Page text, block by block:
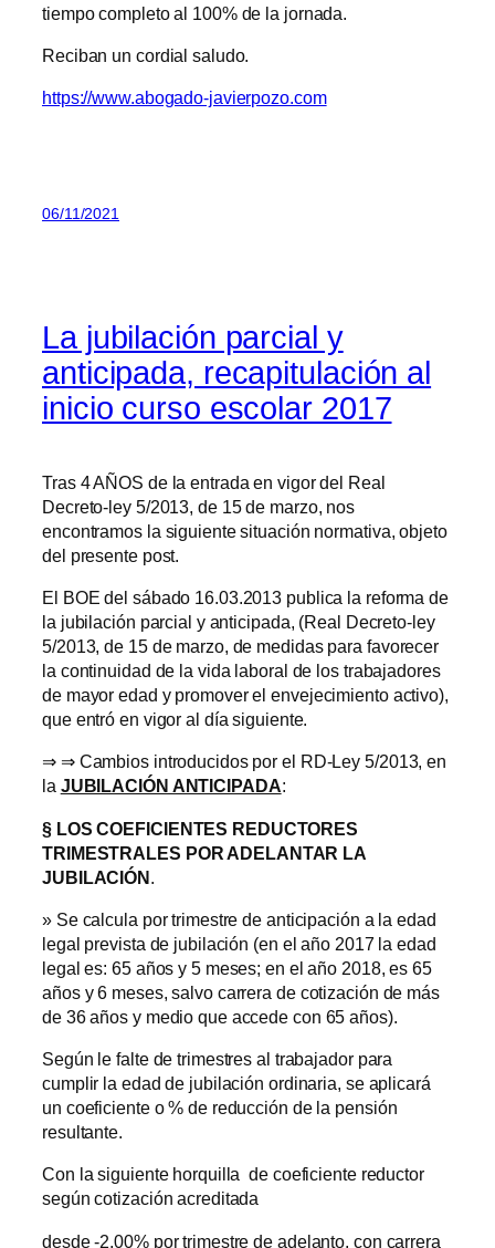
tiempo completo al 100% de la jornada.
Reciban un cordial saludo.
https://www.abogado-javierpozo.com
06/11/2021
La jubilación parcial y
anticipada, recapitulación al
inicio curso escolar 2017
Tras 4 AÑOS de la entrada en vigor del Real
Decreto-ley 5/2013, de 15 de marzo, nos
encontramos la siguiente situación normativa, objeto
del presente post.
El BOE del sábado 16.03.2013 publica la reforma de
la jubilación parcial y anticipada, (Real Decreto-ley
5/2013, de 15 de marzo, de medidas para favorecer
la continuidad de la vida laboral de los trabajadores
de mayor edad y promover el envejecimiento activo),
que entró en vigor al día siguiente.
⇒ ⇒ Cambios introducidos por el RD-Ley 5/2013, en
la JUBILACIÓN ANTICIPADA:
§ LOS COEFICIENTES REDUCTORES
TRIMESTRALES POR ADELANTAR LA
JUBILACIÓN
» Se calcula por trimestre de anticipación a la edad
legal prevista de jubilación (en el año 2017 la edad
legal es: 65 años y 5 meses; en el año 2018, es 65
años y 6 meses, salvo carrera de cotización de más
de 36 años y medio que accede con 65 años).
Según le falte de trimestres al trabajador para
cumplir la edad de jubilación ordinaria, se aplicará
un coeficiente o % de reducción de la pensión
resultante.
Con la siguiente horquilla de coeficiente reductor
según cotización acreditada
desde -2,00% por trimestre de adelanto, con carrera